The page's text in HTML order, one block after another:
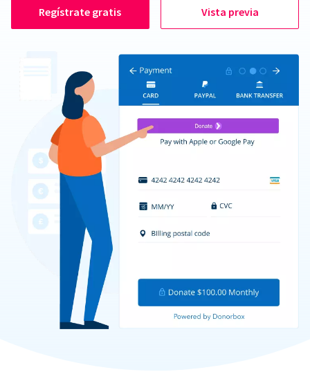
Regístrate gratis Vista previa